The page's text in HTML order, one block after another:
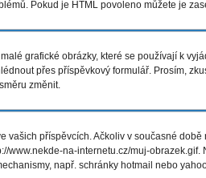
Pokud je HTML povoleno můžete je
grafické obrázky, které se používají k
přes příspěvkový formulář. Prosím,
změnit.
vašich příspěvcích. Ačkoliv v současné
www.nekde-na-internetu.cz/muj-
např. schránky hotmail nebo